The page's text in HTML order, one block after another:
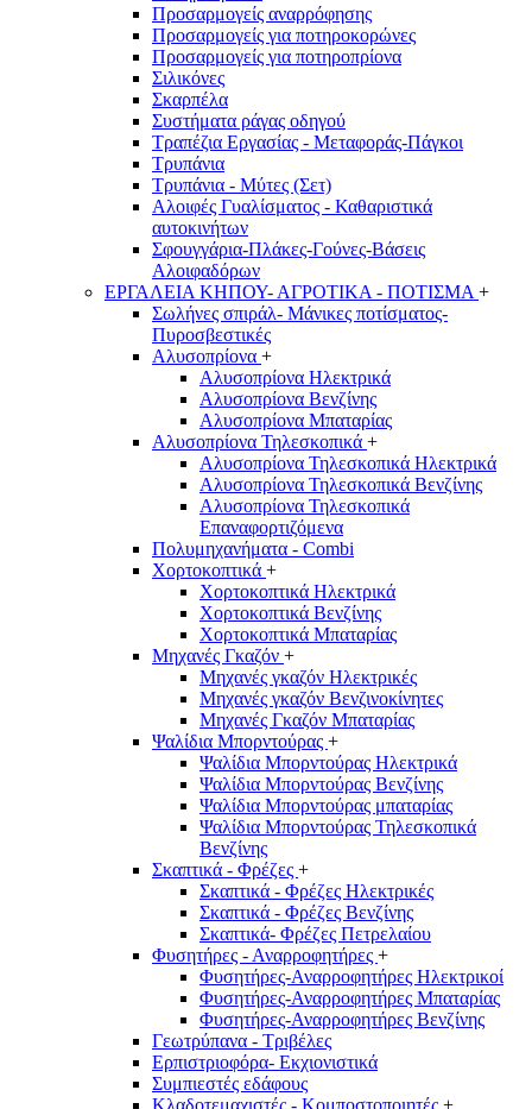
Προσαρμογείς αναρρόφησης
Προσαρμογείς για ποτηροκορώνες
Προσαρμογείς για ποτηροπρίονα
Σιλικόνες
Σκαρπέλα
Συστήματα ράγας οδηγού
Τραπέζια Εργασίας - Μεταφοράς-Πάγκοι
Τρυπάνια
Τρυπάνια - Μύτες (Σετ)
Αλοιφές Γυαλίσματος - Καθαριστικά
αυτοκινήτων
Σφουγγάρια-Πλάκες-Γούνες-Βάσεις
Αλοιφαδόρων
ΕΡΓΑΛΕΙΑ ΚΗΠΟΥ- ΑΓΡΟΤΙΚΑ - ΠΟΤΙΣΜΑ +
Σωλήνες σπιράλ- Μάνικες ποτίσματος-
Πυροσβεστικές
Αλυσοπρίονα +
Αλυσοπρίονα Ηλεκτρικά
Αλυσοπρίονα Βενζίνης
Αλυσοπρίονα Μπαταρίας
Αλυσοπρίονα Τηλεσκοπικά +
Αλυσοπρίονα Τηλεσκοπικά Ηλεκτρικά
Αλυσοπρίονα Τηλεσκοπικά Βενζίνης
Αλυσοπρίονα Τηλεσκοπικά
Επαναφορτιζόμενα
Πολυμηχανήματα - Combi
Χορτοκοπτικά +
Χορτοκοπτικά Ηλεκτρικά
Χορτοκοπτικά Βενζίνης
Χορτοκοπτικά Μπαταρίας
Μηχανές Γκαζόν +
Μηχανές γκαζόν Ηλεκτρικές
Μηχανές γκαζόν Βενζινοκίνητες
Μηχανές Γκαζόν Μπαταρίας
Ψαλίδια Μπορντούρας +
Ψαλίδια Μπορντούρας Hλεκτρικά
Ψαλίδια Μπορντούρας Βενζίνης
Ψαλίδια Μπορντούρας μπαταρίας
Ψαλίδια Μπορντούρας Τηλεσκοπικά
Βενζίνης
Σκαπτικά - Φρέζες +
Σκαπτικά - Φρέζες Ηλεκτρικές
Σκαπτικά - Φρέζες Βενζίνης
Σκαπτικά- Φρέζες Πετρελαίου
Φυσητήρες - Αναρροφητήρες +
Φυσητήρες-Αναρροφητήρες Ηλεκτρικοί
Φυσητήρες-Αναρροφητήρες Μπαταρίας
Φυσητήρες-Αναρροφητήρες Βενζίνης
Γεωτρύπανα - Τριβέλες
Ερπιστριοφόρα- Εκχιονιστικά
Συμπιεστές εδάφους
Κλαδοτεμαχιστές - Κομποστοποιητές +